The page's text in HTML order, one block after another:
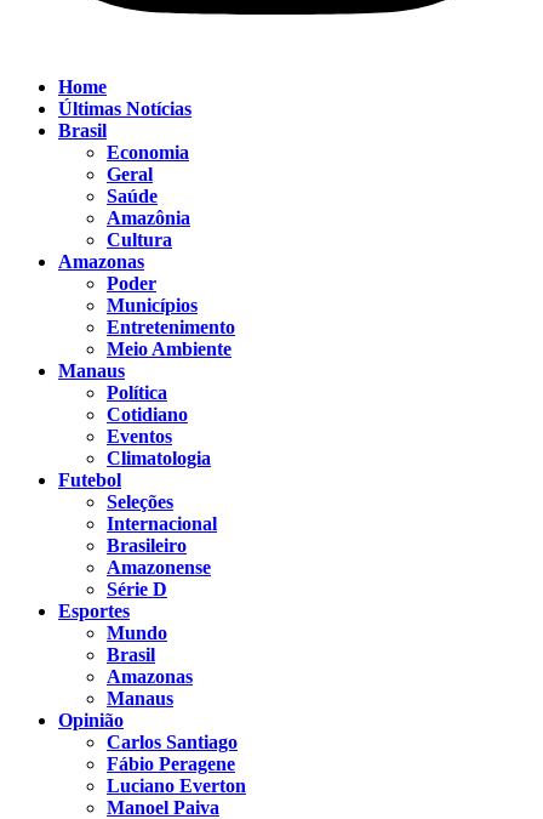
Home
Últimas Notícias
Brasil
Economia
Geral
Saúde
Amazônia
Cultura
Amazonas
Poder
Municípios
Entretenimento
Meio Ambiente
Manaus
Política
Cotidiano
Eventos
Climatologia
Futebol
Seleções
Internacional
Brasileiro
Amazonense
Série D
Esportes
Mundo
Brasil
Amazonas
Manaus
Opinião
Carlos Santiago
Fábio Peragene
Luciano Everton
Manoel Paiva